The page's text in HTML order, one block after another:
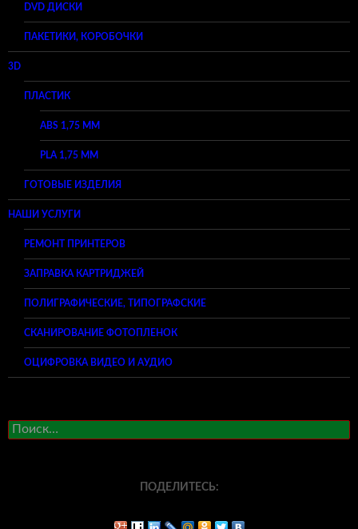
DVD ДИСКИ
ПАКЕТИКИ, КОРОБОЧКИ
3D
ПЛАСТИК
ABS 1,75 ММ
PLA 1,75 ММ
ГОТОВЫЕ ИЗДЕЛИЯ
НАШИ УСЛУГИ
РЕМОНТ ПРИНТЕРОВ
ЗАПРАВКА КАРТРИДЖЕЙ
ПОЛИГРАФИЧЕСКИЕ, ТИПОГРАФСКИЕ
СКАНИРОВАНИЕ ФОТОПЛЕНОК
ОЦИФРОВКА ВИДЕО И АУДИО
Найти:
ПОДЕЛИТЕСЬ: